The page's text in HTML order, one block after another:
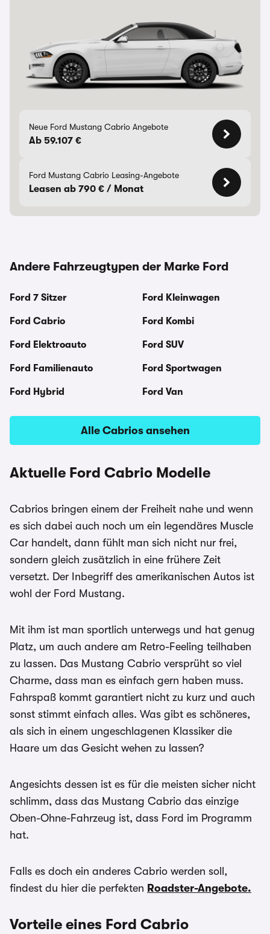
Neue Ford Mustang Cabrio Angebote
Ab 59.107 €
Ford Mustang Cabrio Leasing-Angebote
Leasen ab 790 € / Monat
Andere Fahrzeugtypen der Marke Ford
Ford 7 Sitzer
Ford Cabrio
Ford Elektroauto
Ford Familienauto
Ford Hybrid
Ford Kleinwagen
Ford Kombi
Ford SUV
Ford Sportwagen
Ford Van
Alle Cabrios ansehen
Aktuelle Ford Cabrio Modelle
Cabrios bringen einem der Freiheit nahe und wenn
es sich dabei auch noch um ein legendäres Muscle
Car handelt, dann fühlt man sich nicht nur frei,
sondern gleich zusätzlich in eine frühere Zeit
versetzt. Der Inbegriff des amerikanischen Autos ist
wohl der Ford Mustang.
Mit ihm ist man sportlich unterwegs und hat genug
Platz, um auch andere am Retro-Feeling teilhaben
zu lassen. Das Mustang Cabrio versprüht so viel
Charme, dass man es einfach gern haben muss.
Fahrspaß kommt garantiert nicht zu kurz und auch
sonst stimmt einfach alles. Was gibt es schöneres,
als sich in einem ungeschlagenen Klassiker die
Haare um das Gesicht wehen zu lassen?
Angesichts dessen ist es für die meisten sicher nicht
schlimm, dass das Mustang Cabrio das einzige
Oben-Ohne-Fahrzeug ist, dass Ford im Programm
hat.
Falls es doch ein anderes Cabrio werden soll,
findest du hier die perfekten Roadster-Angebote.
Vorteile eines Ford Cabrio